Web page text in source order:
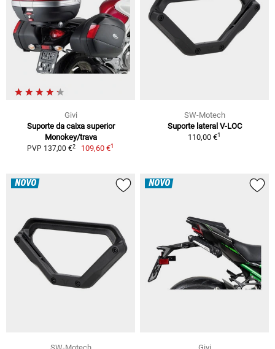
Givi
Suporte da caixa superior
Monokey/trava
PVP 137,00 €2 109,60 €1
SW-Motech
Suporte lateral V-LOC
110,00 €1
NOVO NOVO